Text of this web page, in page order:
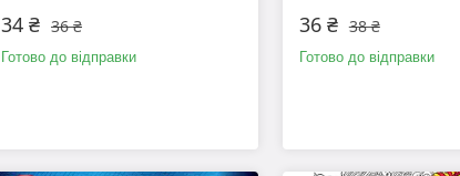
36 ₴
34 ₴
Готово до відправки
38 ₴
36 ₴
Готово до відправки